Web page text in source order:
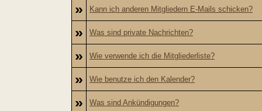
» Kann ich anderen Mitgliedern E-Mails schicken?
» Was sind private Nachrichten?
» Wie verwende ich die Mitgliederliste?
» Wie benutze ich den Kalender?
» Was sind Ankündigungen?